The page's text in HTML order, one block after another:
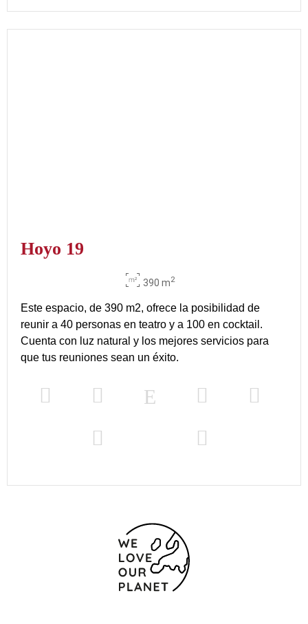
Hoyo 19
390 m2
Este espacio, de 390 m2, ofrece la posibilidad de
reunir a 40 personas en teatro y a 100 en cocktail.
Cuenta con luz natural y los mejores servicios para
que tus reuniones sean un éxito.